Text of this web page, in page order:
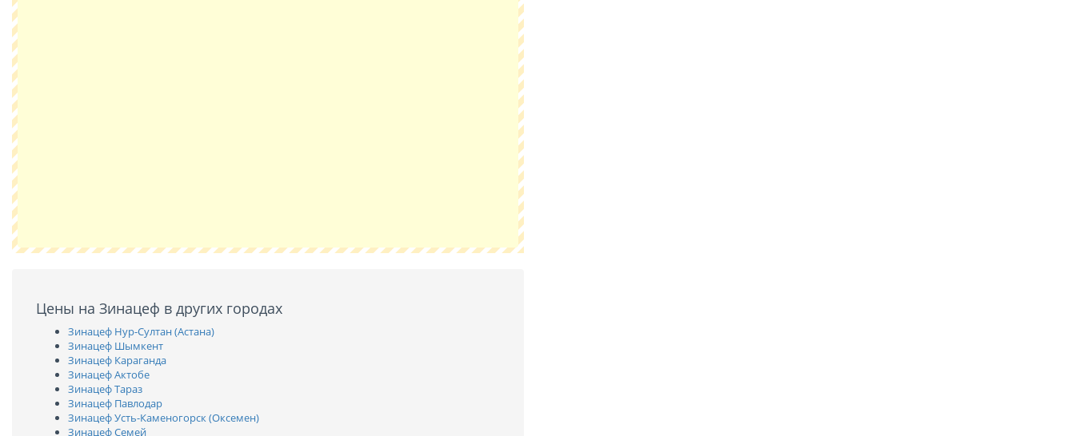
Цены на Зинацеф в других городах
Зинацеф Нур-Султан (Астана)
Зинацеф Шымкент
Зинацеф Караганда
Зинацеф Актобе
Зинацеф Тараз
Зинацеф Павлодар
Зинацеф Усть-Каменогорск (Оксемен)
Зинацеф Семей